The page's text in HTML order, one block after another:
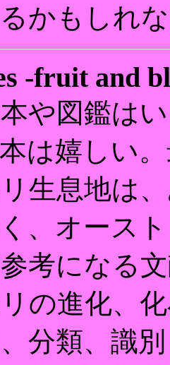
かもしれ
-fruit and
や図鑑は
は嬉しい
生息地は
、オース
考になる
の進化、
分類、識